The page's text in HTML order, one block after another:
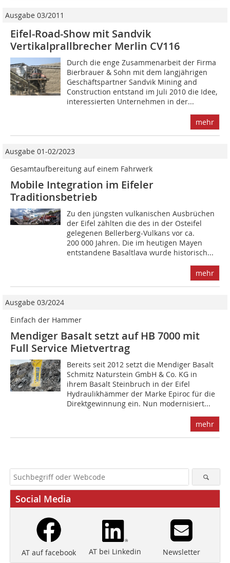
Ausgabe 03/2011
Eifel-Road-Show mit Sandvik
Vertikalprallbrecher Merlin CV116
Durch die enge Zusammenarbeit der Firma
Bierbrauer & Sohn mit dem langjährigen
Geschäftspartner Sandvik Mining and
Construction entstand im Juli 2010 die Idee,
interessierten Unternehmen in der...
mehr
Ausgabe 01-02/2023
Gesamtaufbereitung auf einem Fahrwerk
Mobile Integration im Eifeler
Traditionsbetrieb
Zu den jüngsten vulkanischen Ausbrüchen
der Eifel zählten die des in der Osteifel
gelegenen Bellerberg-Vulkans vor ca.
200 000 Jahren. Die im heutigen Mayen
entstandene Basaltlava wurde historisch...
mehr
Ausgabe 03/2024
Einfach der Hammer
Mendiger Basalt setzt auf HB 7000 mit
Full Service Mietvertrag
Bereits seit 2012 setzt die Mendiger Basalt
Schmitz Naturstein GmbH & Co. KG in
ihrem Basalt Steinbruch in der Eifel
Hydraulikhämmer der Marke Epiroc für die
Direktgewinnung ein. Nun modernisiert...
mehr
Social Media
AT auf facebook AT bei Linkedin Newsletter